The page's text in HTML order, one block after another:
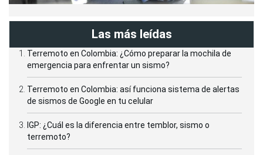
Las más leídas
Terremoto en Colombia: ¿Cómo preparar la mochila de
emergencia para enfrentar un sismo?
Terremoto en Colombia: así funciona sistema de alertas
de sismos de Google en tu celular
IGP: ¿Cuál es la diferencia entre temblor, sismo o
terremoto?